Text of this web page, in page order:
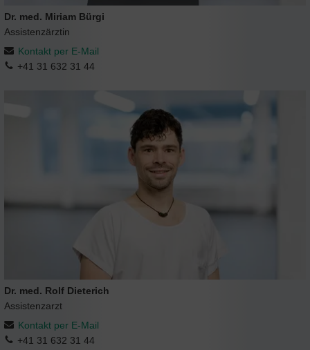
Dr. med. Miriam Bürgi
Assistenzärztin
Kontakt per E-Mail
+41 31 632 31 44
Dr. med. Rolf Dieterich
Assistenzarzt
Kontakt per E-Mail
+41 31 632 31 44